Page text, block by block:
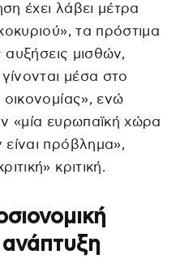
έχει λάβει μέτρα
τα πρόστιμα
αυξήσεις μισθών,
μέσα στο
ενώ
«μία ευρωπαϊκή χώρα
πρόβλημα»,
κριτική.